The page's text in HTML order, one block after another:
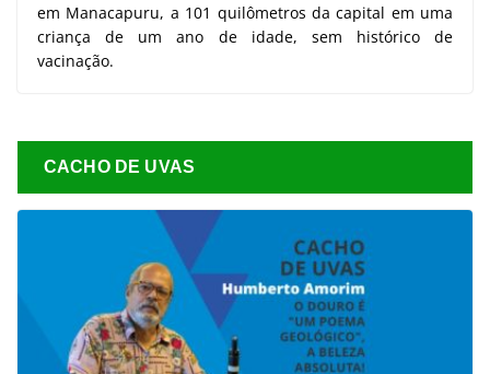
em Manacapuru, a 101 quilômetros da capital em uma
criança de um ano de idade, sem histórico de
vacinação.
CACHO DE UVAS